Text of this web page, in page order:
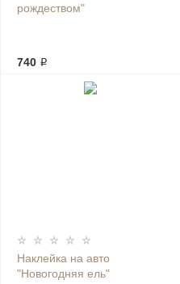
рождеством"
740 ₽
Наклейка на авто
"Новогодняя ель"